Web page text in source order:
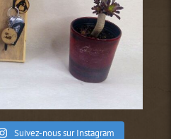
Suivez-nous sur Instagram